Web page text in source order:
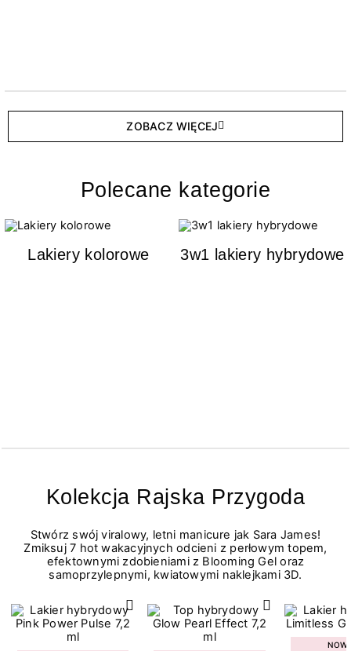
ZOBACZ WIĘCEJ
Polecane kategorie
Lakiery kolorowe 3w1 lakiery hybrydowe
Kolekcja Rajska Przygoda
Stwórz swój viralowy, letni manicure jak Sara James!
Zmiksuj 7 hot wakacyjnych odcieni z perłowym topem,
efektownymi zdobieniami z Blooming Gel oraz
samoprzylepnymi, kwiatowymi naklejkami 3D.